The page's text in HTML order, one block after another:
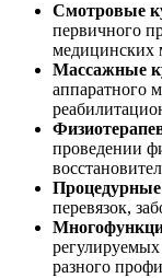
Смотровые
первичного
медицинских
Массажные
аппаратного
проведении
перевязок,
разного